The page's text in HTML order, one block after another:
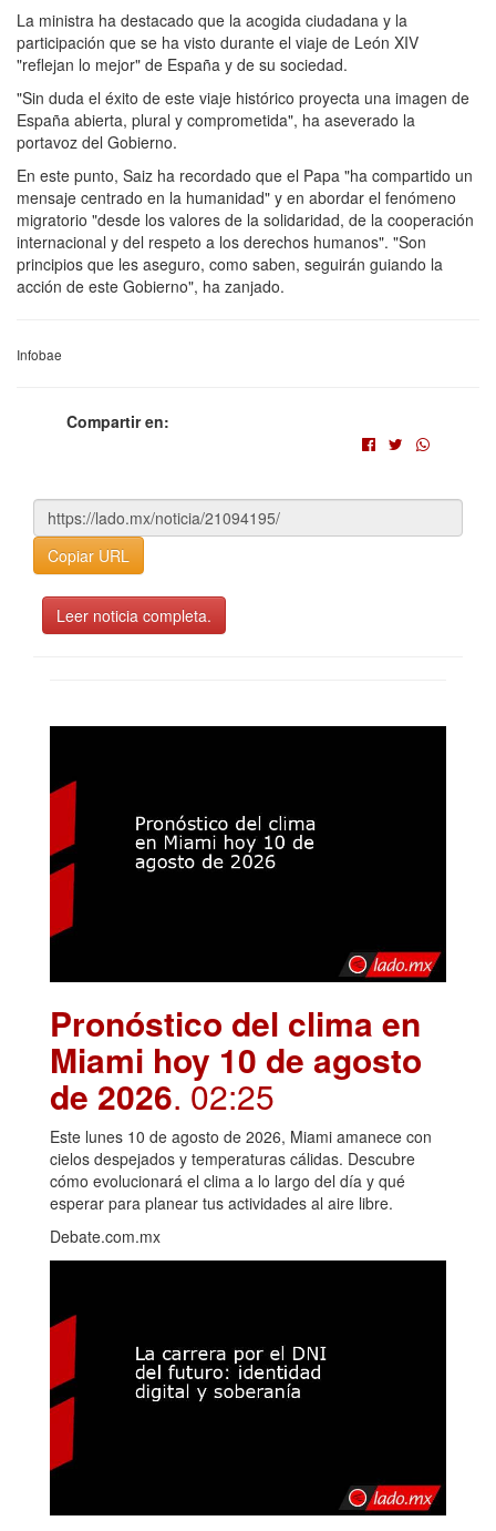
La ministra ha destacado que la acogida ciudadana y la
participación que se ha visto durante el viaje de León XIV
"reflejan lo mejor" de España y de su sociedad.
"Sin duda el éxito de este viaje histórico proyecta una imagen de
España abierta, plural y comprometida", ha aseverado la
portavoz del Gobierno.
En este punto, Saiz ha recordado que el Papa "ha compartido un
mensaje centrado en la humanidad" y en abordar el fenómeno
migratorio "desde los valores de la solidaridad, de la cooperación
internacional y del respeto a los derechos humanos". "Son
principios que les aseguro, como saben, seguirán guiando la
acción de este Gobierno", ha zanjado.
Infobae
Compartir en:
Copiar URL
Leer noticia completa.
Pronóstico del clima en
Miami hoy 10 de agosto
de 2026. 02:25
Este lunes 10 de agosto de 2026, Miami amanece con
cielos despejados y temperaturas cálidas. Descubre
cómo evolucionará el clima a lo largo del día y qué
esperar para planear tus actividades al aire libre.
Debate.com.mx